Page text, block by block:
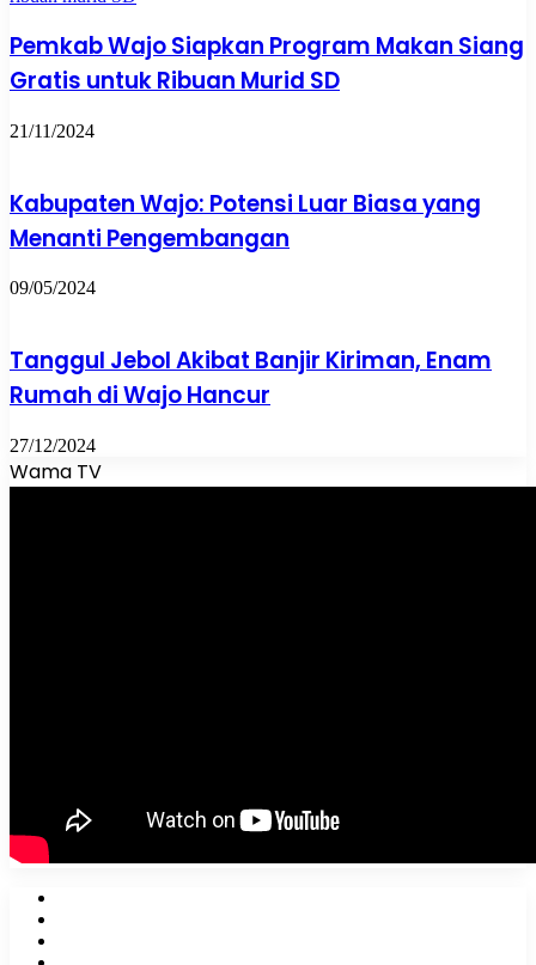
Pemkab Wajo Siapkan Program Makan Siang
Gratis untuk Ribuan Murid SD
21/11/2024
Kabupaten Wajo: Potensi Luar Biasa yang
Menanti Pengembangan
09/05/2024
Tanggul Jebol Akibat Banjir Kiriman, Enam
Rumah di Wajo Hancur
27/12/2024
Wama TV